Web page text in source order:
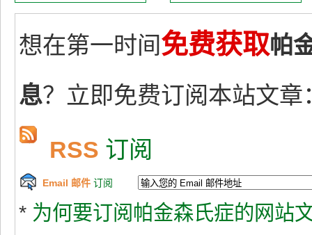
想在第一时间免费获取帕
息？立即免费订阅本站文章
RSS 订阅
Email 邮件 订阅
* 为何要订阅帕金森氏症的网站